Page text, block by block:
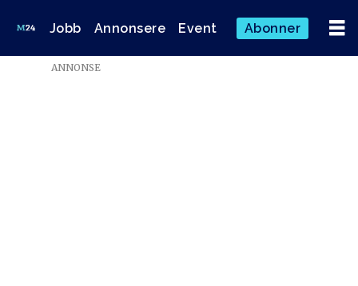
Jobb Annonsere Event Abonner
ANNONSE